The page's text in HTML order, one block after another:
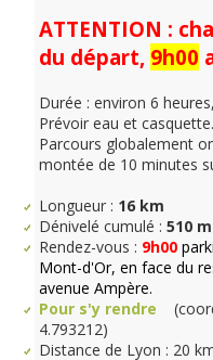
ATTENTION :
du départ, 9h00
Durée : environ 6
Prévoir eau et casquette.
Parcours globalement
montée de 10 minutes
Longueur : 16 km
Dénivelé cumulé :510 m
Rendez-vous : 9h00
Mont-d'Or, en face du
avenue Ampère.
Pour s'y rendre
4.793212)
Distance de Lyon : 20